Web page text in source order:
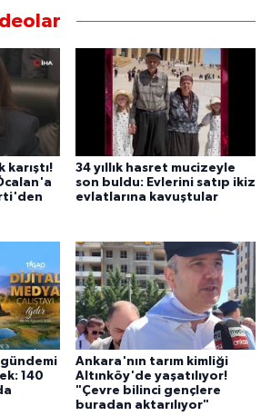
karıştı!
34 yıllık hasret mucizeyle
son buldu: Evlerini satıp ikiz
evlatlarına kavuştular
140
Ankara'nın tarım kimliği
Altınköy'de yaşatılıyor!
"Çevre bilinci gençlere
buradan aktarılıyor"